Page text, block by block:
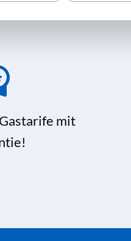
mit